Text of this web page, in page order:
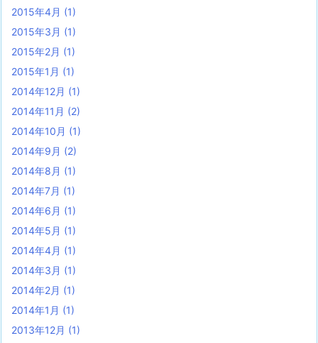
2015年4月 (1)
2015年3月 (1)
2015年2月 (1)
2015年1月 (1)
2014年12月 (1)
2014年11月 (2)
2014年10月 (1)
2014年9月 (2)
2014年8月 (1)
2014年7月 (1)
2014年6月 (1)
2014年5月 (1)
2014年4月 (1)
2014年3月 (1)
2014年2月 (1)
2014年1月 (1)
2013年12月 (1)